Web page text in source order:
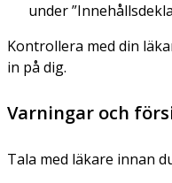
under
Kontrollera med din
in på dig.
Varningar och
Tala med läkare innan